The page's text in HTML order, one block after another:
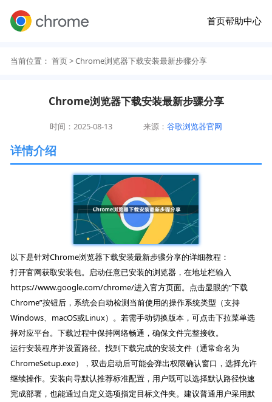
首页帮助中心
当前位置： 首页> Chrome浏览器下载安装最新步骤分享
Chrome浏览器下载安装最新步骤分享
时间：2025-08-13 来源：谷歌浏览器官网
详情介绍
以下是针对Chrome浏览器下载安装最新步骤分享的详细教程：
打开官网获取安装包。启动任意已安装的浏览器，在地址栏输入
https://www.google.com/chrome/进入官方页面。点击显眼的“下载
Chrome”按钮后，系统会自动检测当前使用的操作系统类型（支持
Windows、macOS或Linux）。若需手动切换版本，可点击下拉菜单选
择对应平台。下载过程中保持网络畅通，确保文件完整接收。
运行安装程序并设置路径。找到下载完成的安装文件（通常命名为
ChromeSetup.exe），双击启动后可能会弹出权限确认窗口，选择允许
继续操作。安装向导默认推荐标准配置，用户既可以选择默认路径快速
完成部署，也能通过自定义选项指定目标文件夹。建议普通用户采用默